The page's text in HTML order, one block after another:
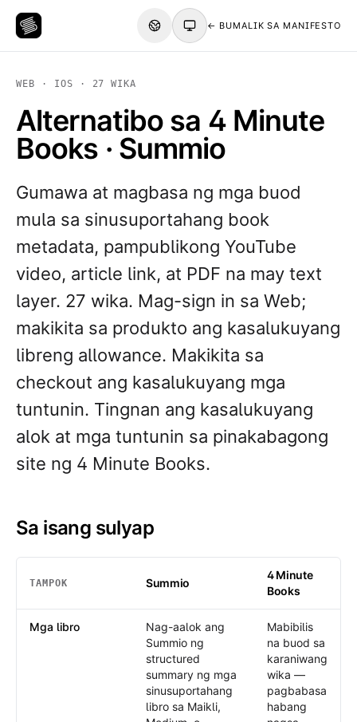
← BUMALIK SA MANIFESTO
WEB · IOS · 27 WIKA
Alternatibo sa 4 Minute
Books · Summio
Gumawa at magbasa ng mga buod
mula sa sinusuportahang book
metadata, pampublikong YouTube
video, article link, at PDF na may text
layer. 27 wika. Mag-sign in sa Web;
makikita sa produkto ang kasalukuyang
libreng allowance. Makikita sa
checkout ang kasalukuyang mga
tuntunin. Tingnan ang kasalukuyang
alok at mga tuntunin sa pinakabagong
site ng 4 Minute Books.
Sa isang sulyap
TAMPOK Summio
4 Minute
Books
Mga libro
Nag-aalok ang
Summio ng
structured
summary ng mga
sinusuportahang
libro sa Maikli,
Mabibilis
na buod sa
karaniwang
wika —
pagbabasa
habang